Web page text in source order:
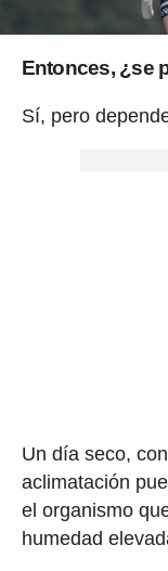
Entonces,¿se
Sí, pero
Un día seco,
aclimatación
el organismo
humedad